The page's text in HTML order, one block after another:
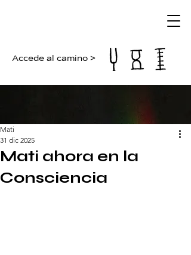
Accede al camino >
Mati ahora en la
Consciencia
Mati
31 dic 2025